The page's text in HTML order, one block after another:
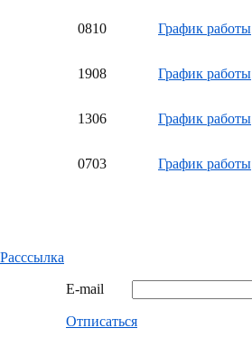
0810 График работы
1908 График работы
1306 График работы
0703 График работы
Расссылка
E-mail
Отписаться